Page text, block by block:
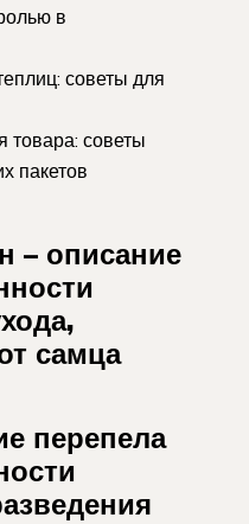
в
советы для
товара: советы
пакетов
– описание
самца
перепела